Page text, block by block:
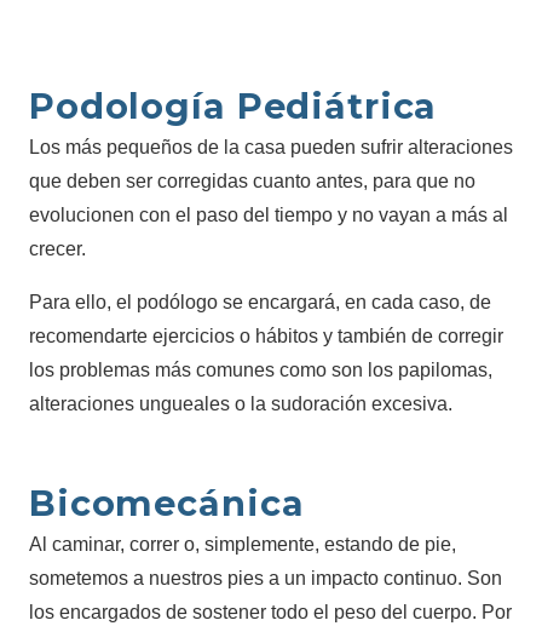
Podología Pediátrica
Los más pequeños de la casa pueden sufrir alteraciones
que deben ser corregidas cuanto antes, para que no
evolucionen con el paso del tiempo y no vayan a más al
crecer.
Para ello, el podólogo se encargará, en cada caso, de
recomendarte ejercicios o hábitos y también de corregir
los problemas más comunes como son los papilomas,
alteraciones ungueales o la sudoración excesiva.
Bicomecánica
Al caminar, correr o, simplemente, estando de pie,
sometemos a nuestros pies a un impacto continuo. Son
los encargados de sostener todo el peso del cuerpo. Por